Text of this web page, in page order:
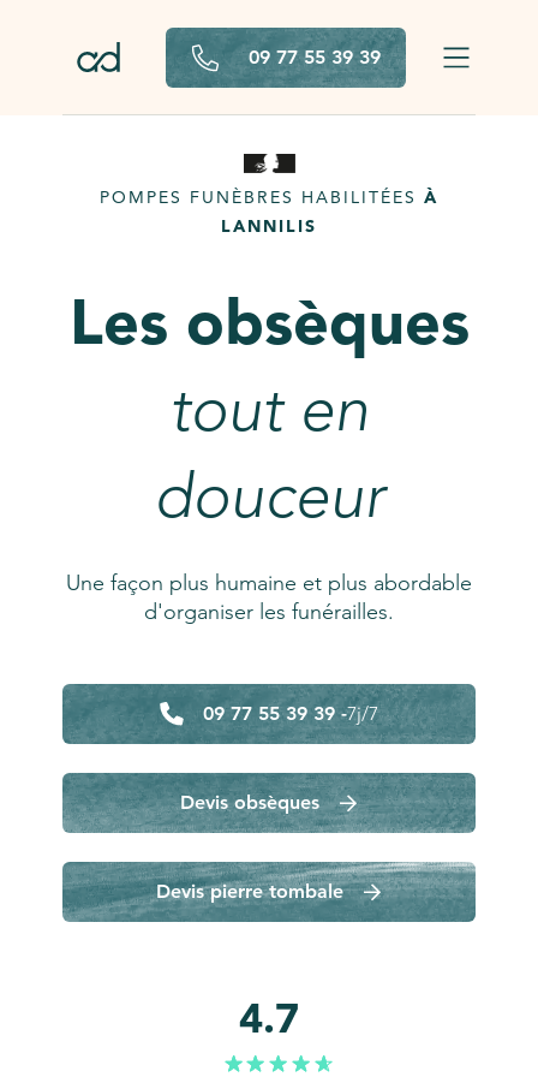
09 77 55 39 39
POMPES FUNÈBRES HABILITÉES À
LANNILIS
Les obsèques
tout en
douceur
Une façon plus humaine et plus abordable
d'organiser les funérailles.
09 77 55 39 39 -7j/7
Devis obsèques
Devis pierre tombale
4.7